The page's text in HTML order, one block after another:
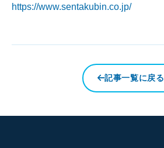
https://www.sentakubin.co.jp/
記事一覧に戻る